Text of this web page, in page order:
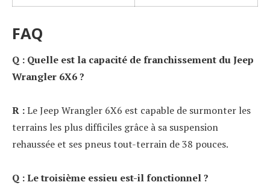
FAQ
Q : Quelle est la capacité de franchissement du Jeep
Wrangler 6X6 ?
R :Le Jeep Wrangler 6X6 est capable de surmonter les
terrains les plus difficiles grâce à sa suspension
rehaussée et ses pneus tout-terrain de 38 pouces.
Q : Le troisième essieu est-il fonctionnel ?